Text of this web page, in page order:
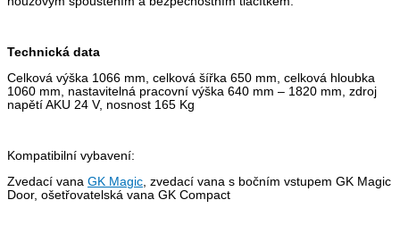
Technická data
Celková výška 1066 mm, celková šířka 650 mm, celková hloubka
1060 mm, nastavitelná pracovní výška 640 mm – 1820 mm, zdroj
napětí AKU 24 V, nosnost 165 Kg
Kompatibilní vybavení:
Zvedací vana GK Magic , zvedací vana s bočním vstupem GK Magic
Door, ošetřovatelská vana GK Compact